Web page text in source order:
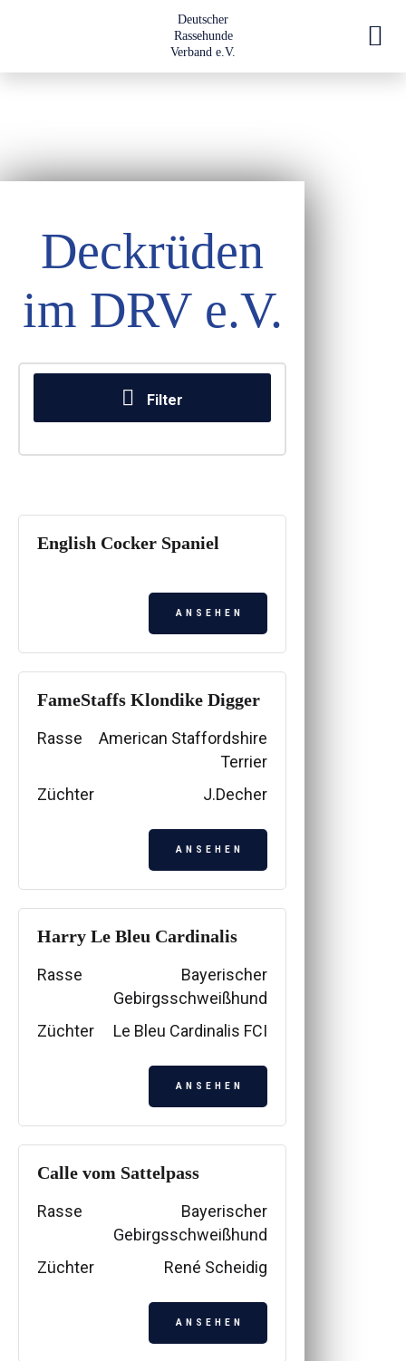
Deutscher
Rassehunde
Verband e.V.
Deckrüden
im DRV e.V.
Filter
English Cocker Spaniel
ANSEHEN
FameStaffs Klondike Digger
Rasse
American Staffordshire
Terrier
Züchter
J.Decher
ANSEHEN
Harry Le Bleu Cardinalis
Rasse
Bayerischer
Gebirgsschweißhund
Züchter
Le Bleu Cardinalis FCI
ANSEHEN
Calle vom Sattelpass
Rasse
Bayerischer
Gebirgsschweißhund
Züchter
René Scheidig
ANSEHEN